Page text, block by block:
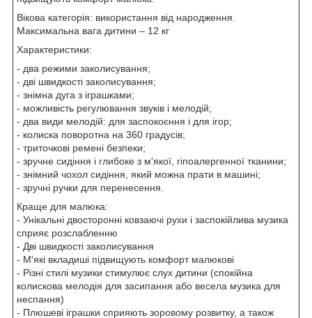
Вікова категорія: використання від народження.
Максимальна вага дитини – 12 кг
Характеристики:
- два режими заколисування;
- дві швидкості заколисування;
- знімна дуга з іграшками;
- можливість регулювання звуків і мелодій;
- два види мелодій: для заспокоєння і для ігор;
- колиска поворотна на 360 градусів;
- триточкові ремені безпеки;
- зручне сидіння і глибоке з м'якої, гіпоалергенної тканини;
- знімний чохол сидіння, який можна прати в машині;
- зручні ручки для перенесення.
Краще для малюка:
- Унікальні двосторонні ковзаючі рухи і заспокійлива музика
сприяє розслабленню
- Дві швидкості заколисування
- М'які вкладиші підвищують комфорт малюкові
- Різні стилі музики стимулює слух дитини (спокійна
колискова мелодія для засипання або весела музика для
неспання)
- Плюшеві іграшки сприяють зоровому розвитку, а також